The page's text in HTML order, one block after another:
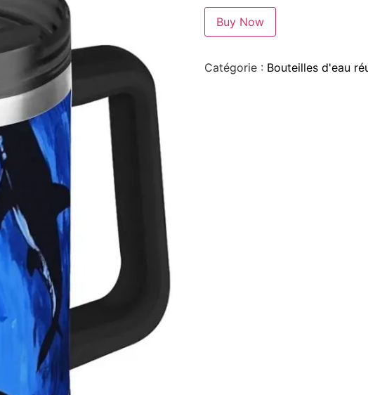
Buy Now
Catégorie : Bouteilles d'eau